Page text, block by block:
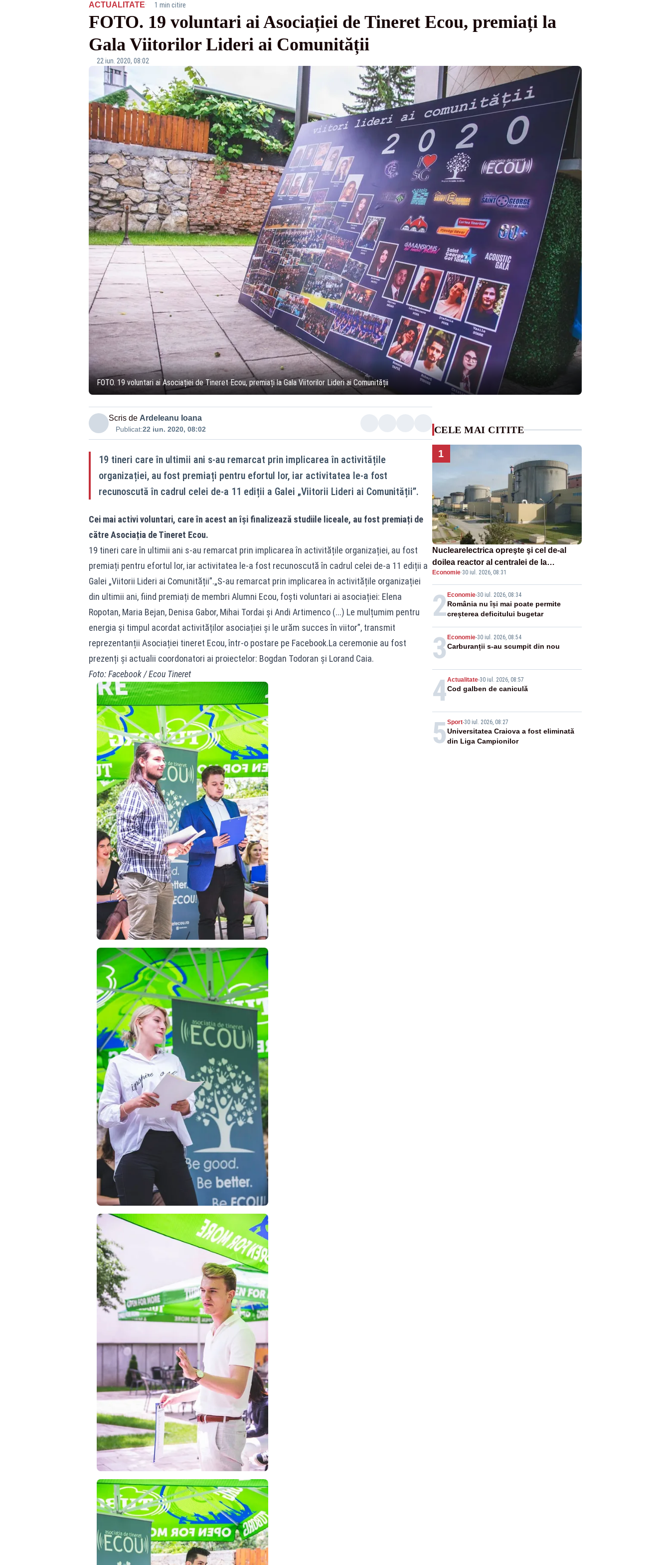
ACTUALITATE· 1 min citire
FOTO. 19 voluntari ai Asociației de Tineret Ecou, premiați la
Gala Viitorilor Lideri ai Comunității
22 iun. 2020, 08:02
FOTO. 19 voluntari ai Asociației de Tineret Ecou, premiați la Gala Viitorilor Lideri ai Comunității
Scris de Ardeleanu Ioana
Publicat:22 iun. 2020, 08:02
19 tineri care în ultimii ani s-au remarcat prin implicarea în activitățile
organizației, au fost premiați pentru efortul lor, iar activitatea le-a fost
recunoscută în cadrul celei de-a 11 ediții a Galei „Viitorii Lideri ai Comunității”.
Cei mai activi voluntari, care în acest an își finalizează studiile liceale, au fost premiați de
către Asociația de Tineret Ecou.
19 tineri care în ultimii ani s-au remarcat prin implicarea în activitățile organizației, au fost
premiați pentru efortul lor, iar activitatea le-a fost recunoscută în cadrul celei de-a 11 ediții a
Galei „Viitorii Lideri ai Comunității”.„S-au remarcat prin implicarea în activitățile organizației
din ultimii ani, fiind premiați de membri Alumni Ecou, foști voluntari ai asociației: Elena
Ropotan, Maria Bejan, Denisa Gabor, Mihai Tordai și Andi Artimenco (...) Le mulțumim pentru
energia și timpul acordat activităților asociației și le urăm succes în viitor”, transmit
reprezentanții Asociației tineret Ecou, într-o postare pe Facebook.La ceremonie au fost
prezenți și actualii coordonatori ai proiectelor: Bogdan Todoran și Lorand Caia.
Foto: Facebook / Ecou Tineret
CELE MAI CITITE
1
Nuclearelectrica opreşte şi cel de-al
doilea reactor al centralei de la
Cernavodă
Economie·30 iul. 2026, 08:31
2 Economie-30 iul. 2026, 08:34
România nu își mai poate permite
creșterea deficitului bugetar
3 Economie-30 iul. 2026, 08:54
Carburanții s-au scumpit din nou
4Actualitate-30 iul. 2026, 08:57
Cod galben de caniculă
5 Sport-30 iul. 2026, 08:27
Universitatea Craiova a fost eliminată
din Liga Campionilor